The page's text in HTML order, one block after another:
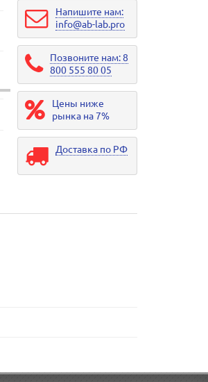
Напишите нам:
info@ab-lab.pro
Позвоните нам: 8
800 555 80 05
Цены ниже
рынка на 7%
Доставка по РФ